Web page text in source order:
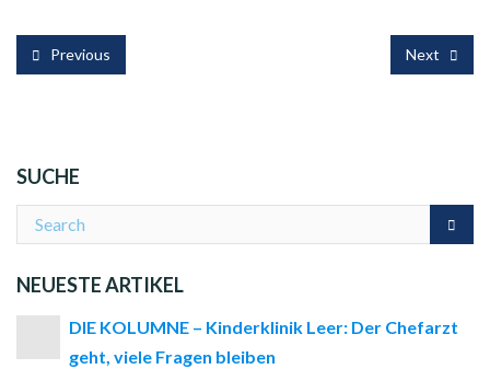
Previous Next
SUCHE
NEUESTE ARTIKEL
DIE KOLUMNE – Kinderklinik Leer: Der Chefarzt
geht, viele Fragen bleiben